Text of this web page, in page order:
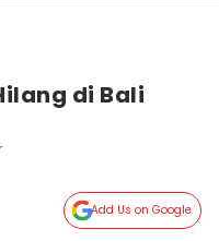
di Bali
Add Us on Google